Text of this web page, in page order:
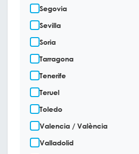
Segovia
Sevilla
Soria
Tarragona
Tenerife
Teruel
Toledo
Valencia / València
Valladolid